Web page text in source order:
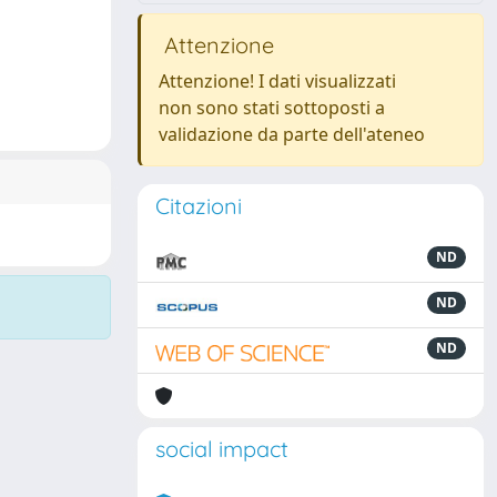
Attenzione
Attenzione! I dati visualizzati
non sono stati sottoposti a
validazione da parte dell'ateneo
Citazioni
ND
ND
ND
social impact